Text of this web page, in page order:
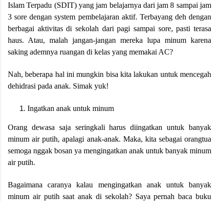
Islam Terpadu (SDIT) yang jam belajarnya dari jam 8 sampai jam
3 sore dengan system pembelajaran aktif. Terbayang deh dengan
berbagai aktivitas di sekolah dari pagi sampai sore, pasti terasa
haus. Atau, malah jangan-jangan mereka lupa minum karena
saking ademnya ruangan di kelas yang memakai AC?
Nah, beberapa hal ini mungkin bisa kita lakukan untuk mencegah
dehidrasi pada anak. Simak yuk!
Ingatkan anak untuk minum
Orang dewasa saja seringkali harus diingatkan untuk banyak
minum air putih, apalagi anak-anak. Maka, kita sebagai orangtua
semoga nggak bosan ya mengingatkan anak untuk banyak minum
air putih.
Bagaimana caranya kalau mengingatkan anak untuk banyak
minum air putih saat anak di sekolah? Saya pernah baca buku